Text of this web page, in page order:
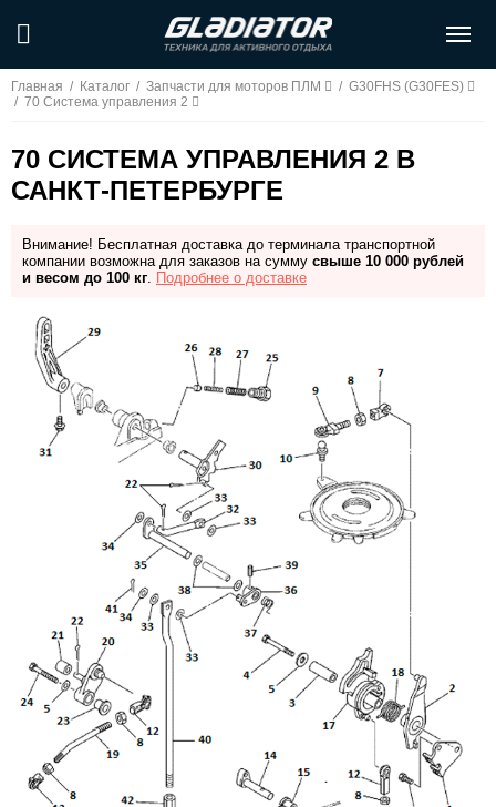
Главная / Каталог / Запчасти для моторов ПЛМ / G30FHS (G30FES)
/ 70 Система управления 2
70 СИСТЕМА УПРАВЛЕНИЯ 2 В
САНКТ-ПЕТЕРБУРГЕ
Внимание! Бесплатная доставка до терминала транспортной
компании возможна для заказов на сумму свыше 10 000 рублей
и весом до 100 кг. Подробнее о доставке